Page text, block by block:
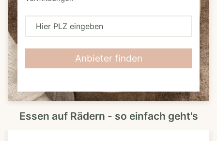
H
L
Z
Anbieter finden
Essen auf Rädern - so einfach geht's